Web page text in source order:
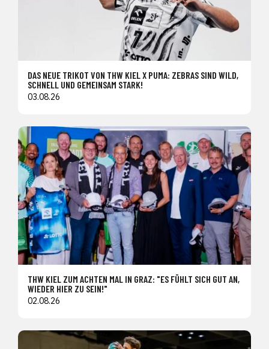
DAS NEUE TRIKOT VON THW KIEL X PUMA: ZEBRAS SIND WILD,
SCHNELL UND GEMEINSAM STARK!
03.08.26
THW KIEL ZUM ACHTEN MAL IN GRAZ: "ES FÜHLT SICH GUT AN,
WIEDER HIER ZU SEIN!"
02.08.26